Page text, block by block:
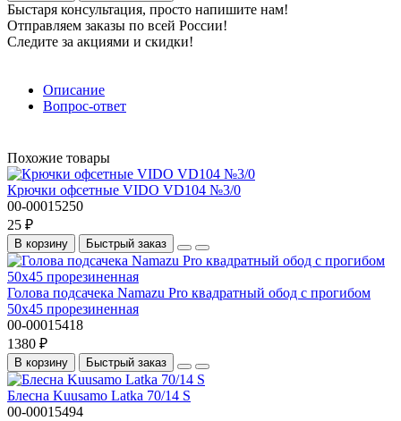
Быстаря консультация, просто напишите нам!
Отправляем заказы по всей России!
Следите за акциями и скидки!
Описание
Вопрос-ответ
Похожие товары
Крючки офсетные VIDO VD104 №3/0
00-00015250
25 ₽
В корзину Быстрый заказ
Голова подсачека Namazu Pro квадратный обод с прогибом
50х45 прорезиненная
00-00015418
1380 ₽
В корзину Быстрый заказ
Блесна Kuusamo Latka 70/14 S
00-00015494